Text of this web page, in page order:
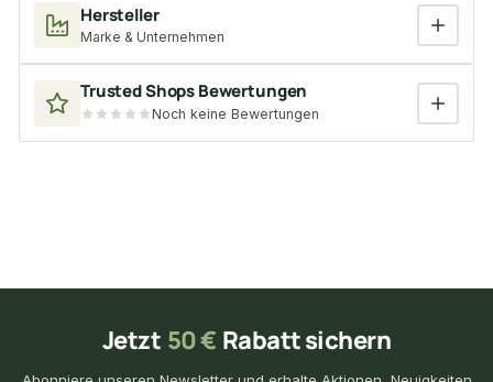
Hersteller
Marke & Unternehmen
Trusted Shops Bewertungen
Noch keine Bewertungen
Jetzt 50 € Rabatt sichern